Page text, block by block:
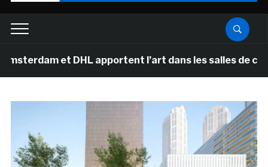
et DHL apportent l’art dans les salles de classe